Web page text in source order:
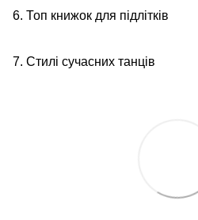
6. Топ книжок для підлітків
7. Стилі сучасних танців